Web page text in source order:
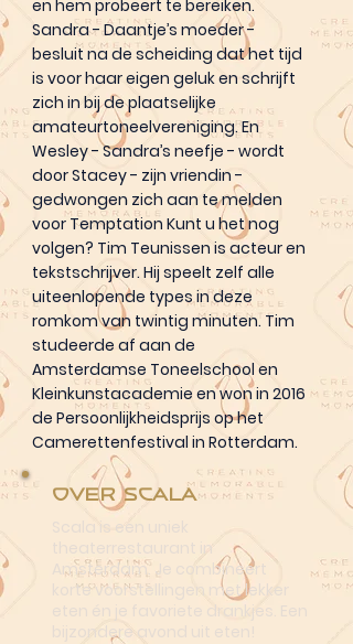
en hem probeert te bereiken.
Sandra - Daantje’s moeder -
besluit na de scheiding dat het tijd
is voor haar eigen geluk en schrijft
zich in bij de plaatselijke
amateurtoneelvereniging. En
Wesley - Sandra’s neefje - wordt
door Stacey - zijn vriendin -
gedwongen zich aan te melden
voor Temptation Kunt u het nog
volgen? Tim Teunissen is acteur en
tekstschrijver. Hij speelt zelf alle
uiteenlopende types in deze
romkom van twintig minuten. Tim
studeerde af aan de
Amsterdamse Toneelschool en
Kleinkunstacademie en won in 2016
de Persoonlijkheidsprijs op het
Camerettenfestival in Rotterdam.
Over Scala
Scala is een uniek
theaterrestaurant in
Amsterdam. Je combineert
korte voorstellingen met lekker
eten én je favoriete drankjes. Een
bijzondere avond uit eten!